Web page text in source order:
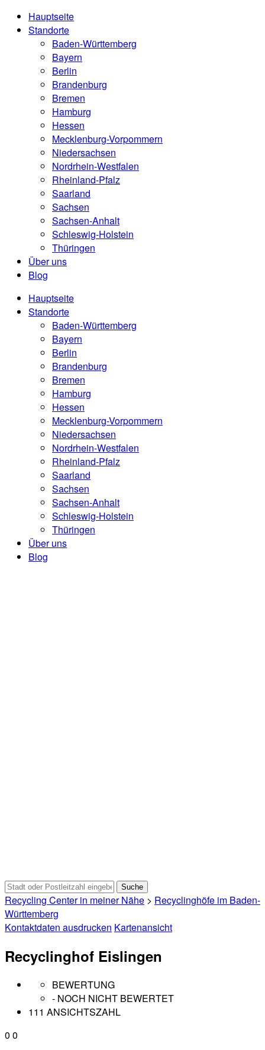
Hauptseite
Standorte
Baden-Württemberg
Bayern
Berlin
Brandenburg
Bremen
Hamburg
Hessen
Mecklenburg-Vorpommern
Niedersachsen
Nordrhein-Westfalen
Rheinland-Pfalz
Saarland
Sachsen
Sachsen-Anhalt
Schleswig-Holstein
Thüringen
Über uns
Blog
Hauptseite
Standorte
Baden-Württemberg
Bayern
Berlin
Brandenburg
Bremen
Hamburg
Hessen
Mecklenburg-Vorpommern
Niedersachsen
Nordrhein-Westfalen
Rheinland-Pfalz
Saarland
Sachsen
Sachsen-Anhalt
Schleswig-Holstein
Thüringen
Über uns
Blog
Recycling Center in meiner Nähe > Recyclinghöfe im Baden-
Württemberg
Kontaktdaten ausdrucken Kartenansicht
Recyclinghof Eislingen
BEWERTUNG
- NOCH NICHT BEWERTET
111 ANSICHTSZAHL
0 0